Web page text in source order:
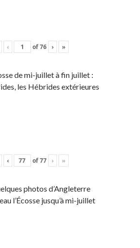
‹ of76 › »
de mi-juillet à fin juillet :
les Hébrides extérieures
‹ of77 › »
photos d’Angleterre
l’Écosse jusqu’à mi-juillet